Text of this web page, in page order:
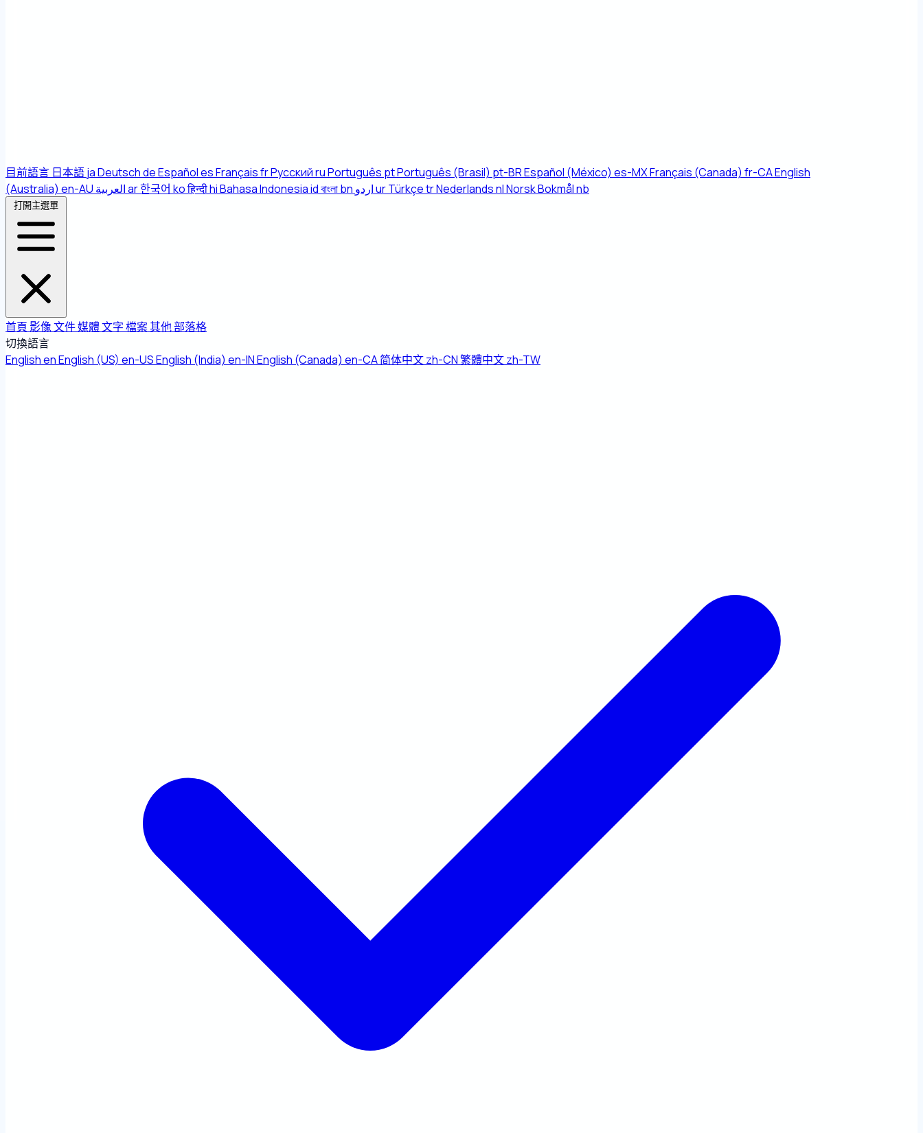
目前語言 日本語jaDeutschdeEspañolesFrançaisfrРусскийruPortuguês ptPortuguês (Brasil) pt-BREspañol (México) es-MXFrançais (Canada) fr-CAEnglish
(Australia) en-AU العربيةar한국어 koहिन्दीhiBahasa Indonesiaidবাংলাbn اردوurTürkçetrNederlandsnlNorsk Bokmålnb
打開主選單
首頁 影像文件媒體文字檔案其他部落格
切換語言
EnglishenEnglish (US) en-USEnglish (India) en-INEnglish (Canada) en-CA简体中文zh-CN繁體中文zh-TW